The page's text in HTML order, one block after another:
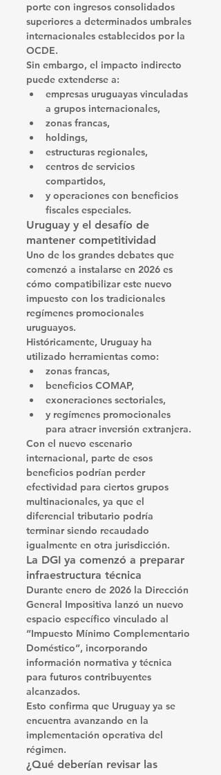
porte con ingresos consolidados
superiores a determinados umbrales
internacionales establecidos por la
OCDE.
Sin embargo, el impacto indirecto
puede extenderse a:
empresas uruguayas vinculadas
a grupos internacionales,
zonas francas,
holdings,
estructuras regionales,
centros de servicios
compartidos,
y operaciones con beneficios
fiscales especiales.
Uruguay y el desafío de
mantener competitividad
Uno de los grandes debates que
comenzó a instalarse en 2026 es
cómo compatibilizar este nuevo
impuesto con los tradicionales
regímenes promocionales
uruguayos.
Históricamente, Uruguay ha
utilizado herramientas como:
zonas francas,
beneficios COMAP,
exoneraciones sectoriales,
y regímenes promocionales
para atraer inversión extranjera.
Con el nuevo escenario
internacional, parte de esos
beneficios podrían perder
efectividad para ciertos grupos
multinacionales, ya que el
diferencial tributario podría
terminar siendo recaudado
igualmente en otra jurisdicción.
La DGI ya comenzó a preparar
infraestructura técnica
Durante enero de 2026 la Dirección
General Impositiva lanzó un nuevo
espacio específico vinculado al
“Impuesto Mínimo Complementario
Doméstico”, incorporando
información normativa y técnica
para futuros contribuyentes
alcanzados.
Esto confirma que Uruguay ya se
encuentra avanzando en la
implementación operativa del
régimen.
¿Qué deberían revisar las